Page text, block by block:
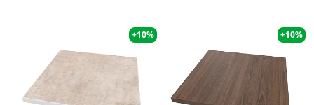
+10% +10%